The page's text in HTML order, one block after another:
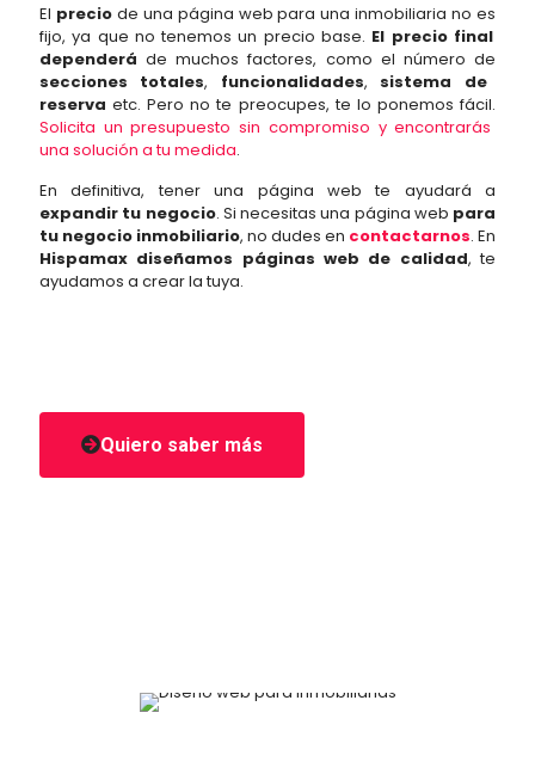
El preciode una página web para una inmobiliaria no es
fijo, ya que no tenemos un precio base. El precio final
dependerá de muchos factores, como el número de
secciones totales, funcionalidades, sistema de
reserva etc. Pero no te preocupes, te lo ponemos fácil.
Solicita un presupuesto sin compromiso yencontrarás
una solución atu medida.
En definitiva, tener una página web te ayudará a
expandir tu negocio. Si necesitas una página web para
tu negocio inmobiliario, no dudes en contactarnos. En
Hispamax diseñamos páginas web de calidad, te
ayudamos a crear la tuya.
Quiero saber más